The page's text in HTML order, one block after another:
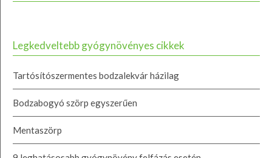
Legkedveltebb gyógynövényes cikkek
Tartósítószermentes bodzalekvár házilag
Bodzabogyó szörp egyszerűen
Mentaszörp